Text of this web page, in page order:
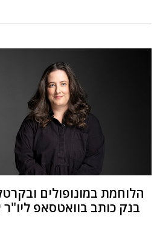
הלוחמת במונופולים
בנק כותב בוואטסאפ